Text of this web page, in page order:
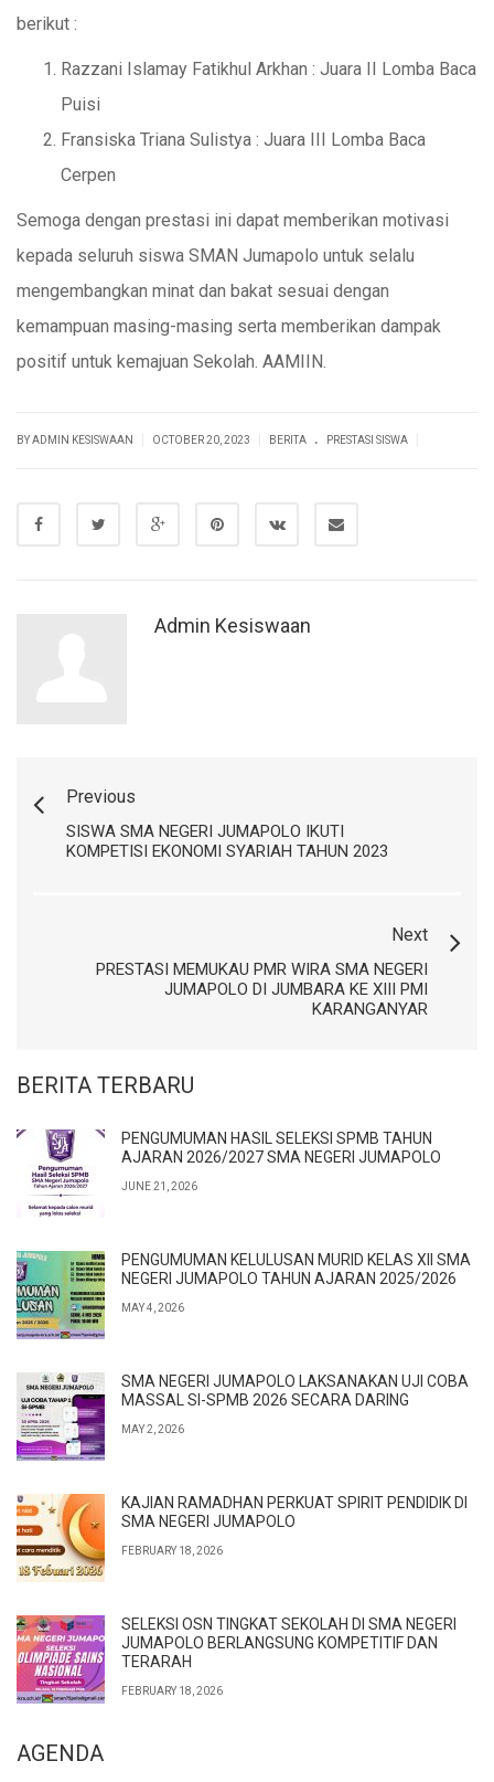
berikut :
Razzani Islamay Fatikhul Arkhan : Juara II Lomba Baca
Puisi
Fransiska Triana Sulistya : Juara III Lomba Baca
Cerpen
Semoga dengan prestasi ini dapat memberikan motivasi
kepada seluruh siswa SMAN Jumapolo untuk selalu
mengembangkan minat dan bakat sesuai dengan
kemampuan masing-masing serta memberikan dampak
positif untuk kemajuan Sekolah. AAMIIN.
BY ADMIN KESISWAAN OCTOBER 20, 2023 BERITA . PRESTASI SISWA
Admin Kesiswaan
Previous
SISWA SMA NEGERI JUMAPOLO IKUTI
KOMPETISI EKONOMI SYARIAH TAHUN 2023
Next
PRESTASI MEMUKAU PMR WIRA SMA NEGERI
JUMAPOLO DI JUMBARA KE XIII PMI
KARANGANYAR
BERITA TERBARU
PENGUMUMAN HASIL SELEKSI SPMB TAHUN
AJARAN 2026/2027 SMA NEGERI JUMAPOLO
JUNE 21, 2026
PENGUMUMAN KELULUSAN MURID KELAS XII SMA
NEGERI JUMAPOLO TAHUN AJARAN 2025/2026
MAY 4, 2026
SMA NEGERI JUMAPOLO LAKSANAKAN UJI COBA
MASSAL SI-SPMB 2026 SECARA DARING
MAY 2, 2026
KAJIAN RAMADHAN PERKUAT SPIRIT PENDIDIK DI
SMA NEGERI JUMAPOLO
FEBRUARY 18, 2026
SELEKSI OSN TINGKAT SEKOLAH DI SMA NEGERI
JUMAPOLO BERLANGSUNG KOMPETITIF DAN
TERARAH
FEBRUARY 18, 2026
AGENDA